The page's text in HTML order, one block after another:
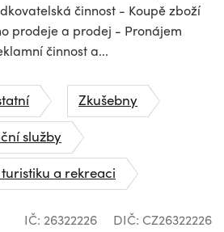
činnost - Koupě zboží
prodeje a prodej - Pronájem
činnost a...
Zkušebny
služby
a rekreaci
IČ: 26322226 DIČ: CZ26322226